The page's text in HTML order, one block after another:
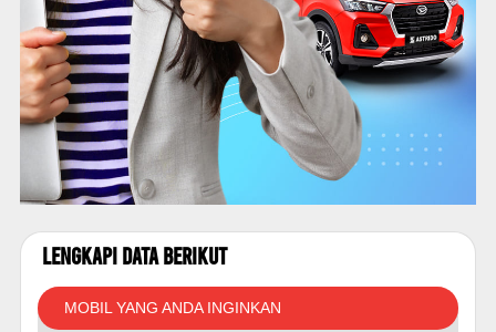
Lengkapi Data Berikut
MOBIL YANG ANDA INGINKAN